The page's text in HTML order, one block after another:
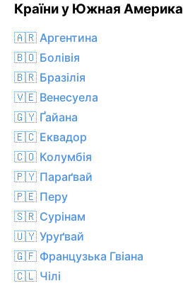
Країни у Южная Америка
🇦🇷 Аргентина
🇧🇴 Болівія
🇧🇷 Бразілія
🇻🇪 Венесуела
🇬🇾 Ґайана
🇪🇨 Еквадор
🇨🇴 Колумбія
🇵🇾 Параґвай
🇵🇪 Перу
🇸🇷 Сурінам
🇺🇾 Уруґвай
🇬🇫 Французька Гвіана
🇨🇱 Чілі